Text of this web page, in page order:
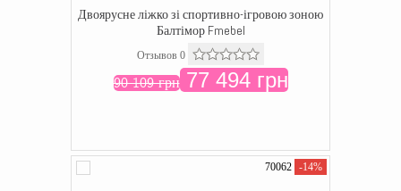
Двоярусне ліжко зі спортивно-ігровою зоною
Балтімор Fmebel
Отзывов 0
90 109 грн77 494 грн
70062 -14%